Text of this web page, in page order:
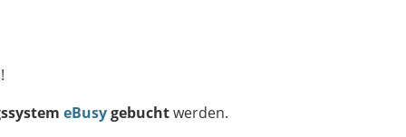
eBusygebuchtwerden.